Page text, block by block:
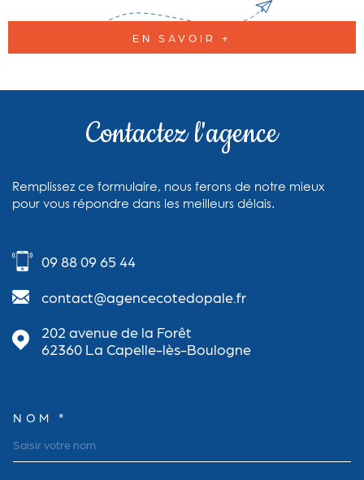
EN SAVOIR +
Contactez l'agence
Remplissez ce formulaire, nous ferons de notre mieux
pour vous répondre dans les meilleurs délais.
09 88 09 65 44
contact@agencecotedopale.fr
202 avenue de la Forêt
62360
La Capelle-lès-Boulogne
NOM *